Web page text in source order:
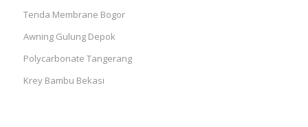
Tenda Membrane Bogor
Awning Gulung Depok
Polycarbonate Tangerang
Krey Bambu Bekasi